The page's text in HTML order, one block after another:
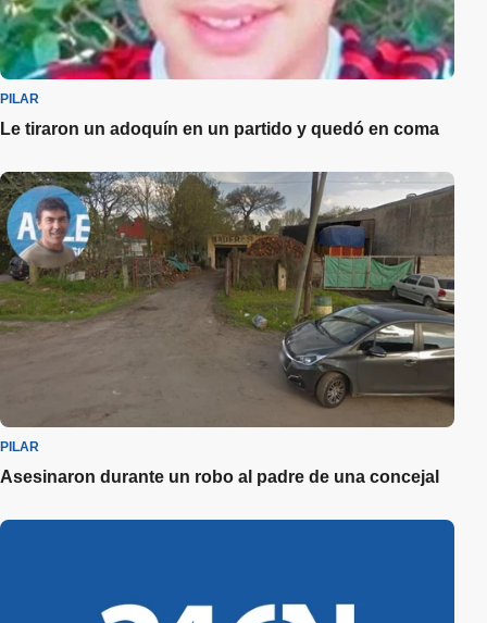
PILAR
Le tiraron un adoquín en un partido y quedó en coma
PILAR
Asesinaron durante un robo al padre de una concejal